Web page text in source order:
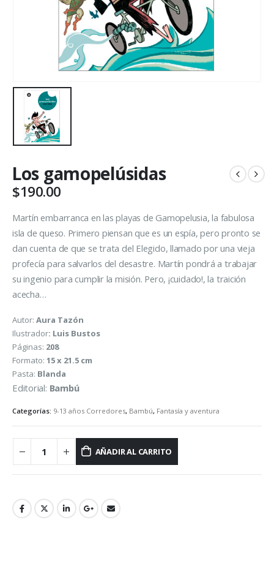
Los gamopelúsidas
$190.00
Martín embarranca en las playas de Gamopelusia, la fabulosa
isla de queso. Primero piensan que es un espía, pero pronto se
dan cuenta de que se trata del Elegido, llamado por una vieja
profecía para salvarlos del desastre. Martín pondrá a trabajar
su ingenio para cumplir la misión. Pero, ¡cuidado!, la traición
acecha…
Autor: Aura Tazón
Ilustrador: Luis Bustos
Páginas: 208
Formato: 15 x 21.5 cm
Pasta: Blanda
Editorial: Bambú
Categorías: 9-13 años Corredores, Bambú, Fantasía y aventura
AÑADIR AL CARRITO